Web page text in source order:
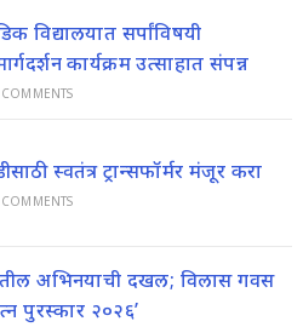
विद्यालयात सर्पांविषयी
कार्यक्रम उत्साहात संपन्न
स्वतंत्र ट्रान्सफॉर्मर मंजूर करा
अभिनयाची दखल; विलास गवस
पुरस्कार २०२६’